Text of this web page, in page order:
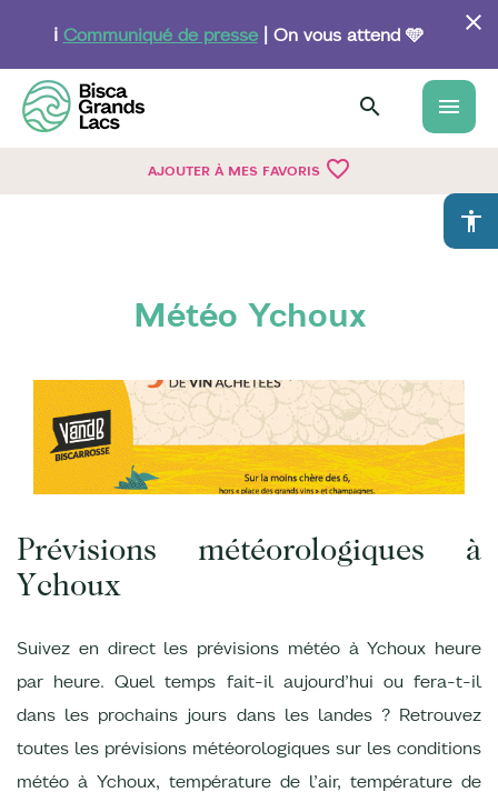
principal
ℹ️ Communiqué de presse| On vous attend 🩵
menu
AJOUTER À MES FAVORIS favorite_border
accessibility
Météo Ychoux
Prévisions météorologiques à
Ychoux
Suivez en direct les prévisions météo à Ychoux heure
par heure. Quel temps fait-il aujourd’hui ou fera-t-il
dans les prochains jours dans les landes ? Retrouvez
toutes les prévisions météorologiques sur les conditions
météo à Ychoux, température de l’air, température de